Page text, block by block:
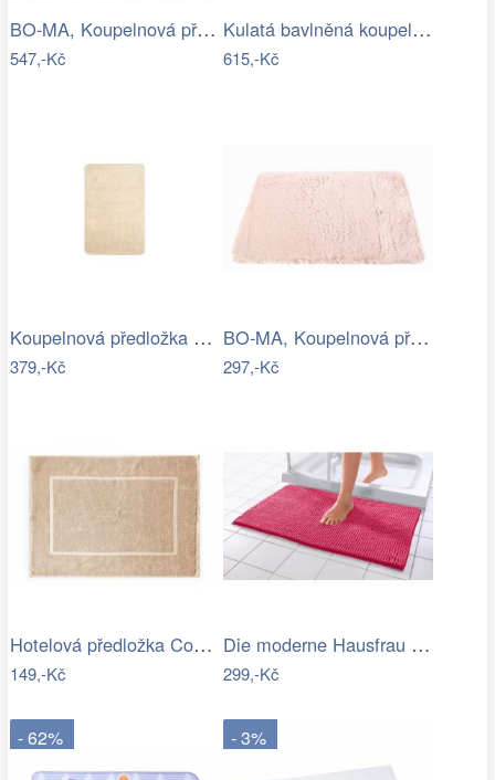
BO-MA, Koupelnová předložka Ella micro…
547,-Kč
Kulatá bavlněná koupelnová předložka…
615,-Kč
Koupelnová předložka Optima 60x90 cm…
379,-Kč
BO-MA, Koupelnová předložka Rabbit New…
297,-Kč
Hotelová předložka Comfort krémová 750g…
149,-Kč
Die moderne Hausfrau Koupelnová…
299,-Kč
- 62% - 3%